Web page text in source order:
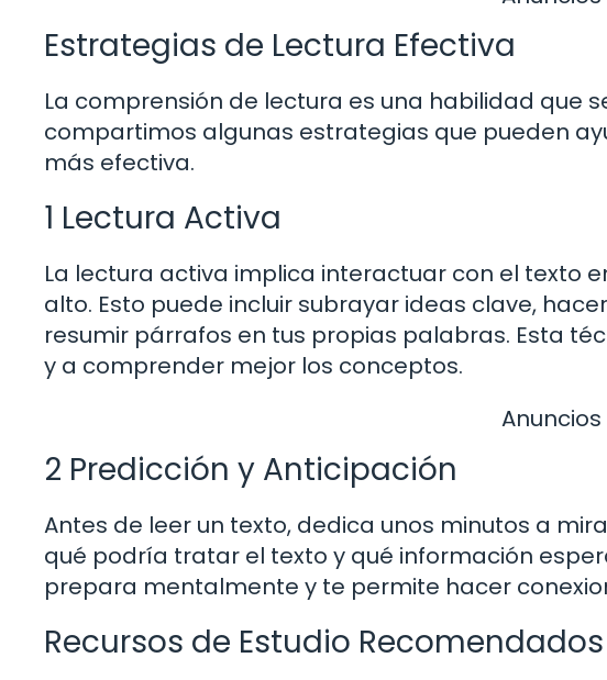
Estrategias de Lectura Efectiva
La comprensión de lectura es una habilidad que
compartimos algunas estrategias que pueden
más efectiva.
1 Lectura Activa
La lectura activa implica interactuar con el texto
alto. Esto puede incluir subrayar ideas clave,
resumir párrafos en tus propias palabras. Esta
y a comprender mejor los conceptos.
Anuncios
2 Predicción y Anticipación
Antes de leer un texto, dedica unos minutos a
qué podría tratar el texto y qué información
prepara mentalmente y te permite hacer
Recursos de Estudio Recomendados